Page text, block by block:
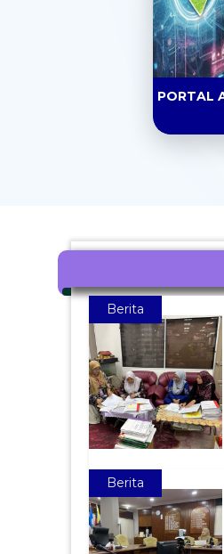
PORTAL
Berita
Berita